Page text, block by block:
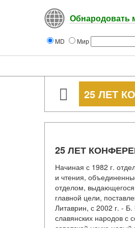
Обнародовать
MD Мир
25 ЛЕТ
25 ЛЕТ
Начиная с 1982 г.
и чтения,
отделом,
главной цели,
Литаврин, с 2002 г. -
славянских народов с